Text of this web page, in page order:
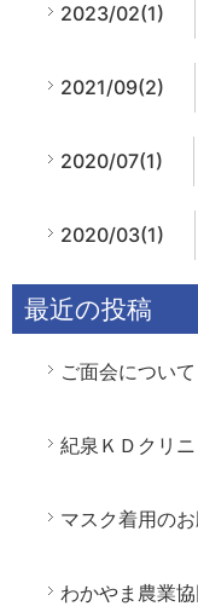
2023/02(1)
2021/09(2)
2020/07(1)
2020/03(1)
最近の投稿
ご面会について
紀泉ＫＤクリ
マスク着用の
わかやま農業